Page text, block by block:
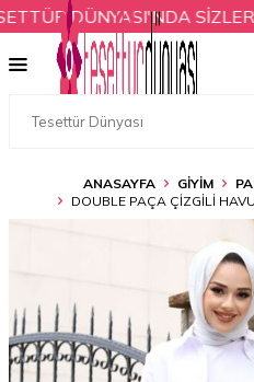
DÜNYASI'NDA SİZLERİ
ANASAYFA GİYİM
DOUBLE PAÇA ÇIZGILI